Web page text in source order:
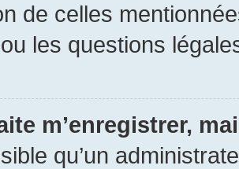
de celles
les questions
m’enregistrer,
qu’un